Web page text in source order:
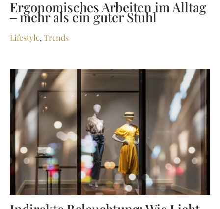
Ergonomisches Arbeiten im Alltag
– mehr als ein guter Stuhl
Lifestyle, Trends